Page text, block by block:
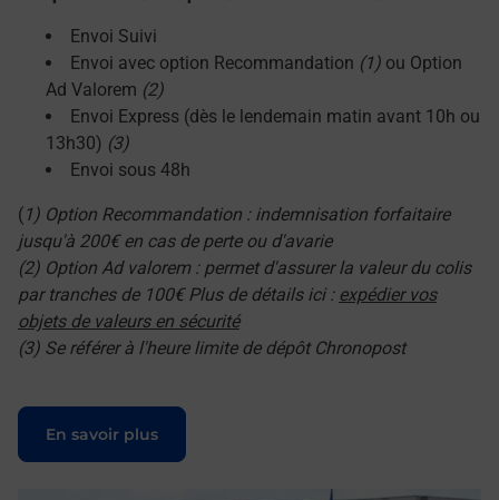
Envoi Suivi
Envoi avec option Recommandation (1) ou Option
Ad Valorem (2)
Envoi Express (dès le lendemain matin avant 10h ou
13h30) (3)
Envoi sous 48h
( 1) Option Recommandation : indemnisation forfaitaire
jusqu'à 200€ en cas de perte ou d'avarie
(2) Option Ad valorem : permet d'assurer la valeur du colis
par tranches de 100€ Plus de détails ici : expédier vos
objets de valeurs en sécurité
(3) Se référer à l'heure limite de dépôt Chronopost
En savoir plus
Le lien s'ouvre dans un nouvel onglet